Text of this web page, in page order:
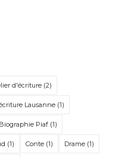
d'écriture(2)
Lausanne(1)
Biographie Piaf(1)
(1) Conte(1) Drame(1)